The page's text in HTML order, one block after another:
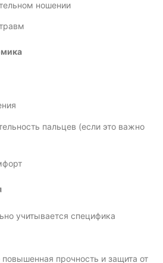
ношении
пальцев (если это важно
учитывается специфика
прочность и защита от